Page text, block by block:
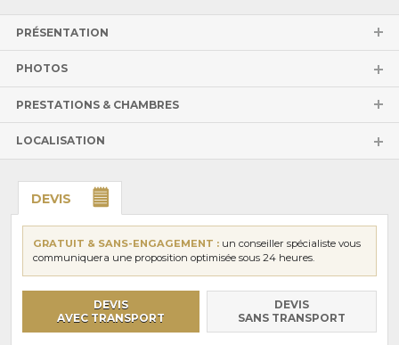
PRÉSENTATION
PHOTOS
PRESTATIONS & CHAMBRES
LOCALISATION
DEVIS
GRATUIT & SANS-ENGAGEMENT : un conseiller spécialiste vous
communiquera une proposition optimisée sous 24 heures.
DEVIS
AVEC TRANSPORT
DEVIS
SANS TRANSPORT